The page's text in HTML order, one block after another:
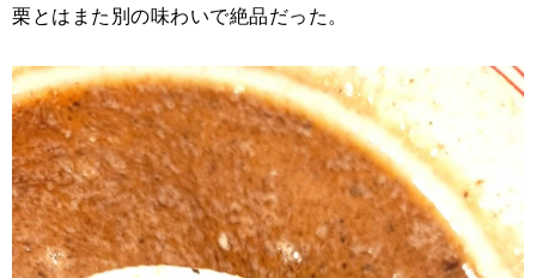
栗とはまた別の味わいで絶品だった。